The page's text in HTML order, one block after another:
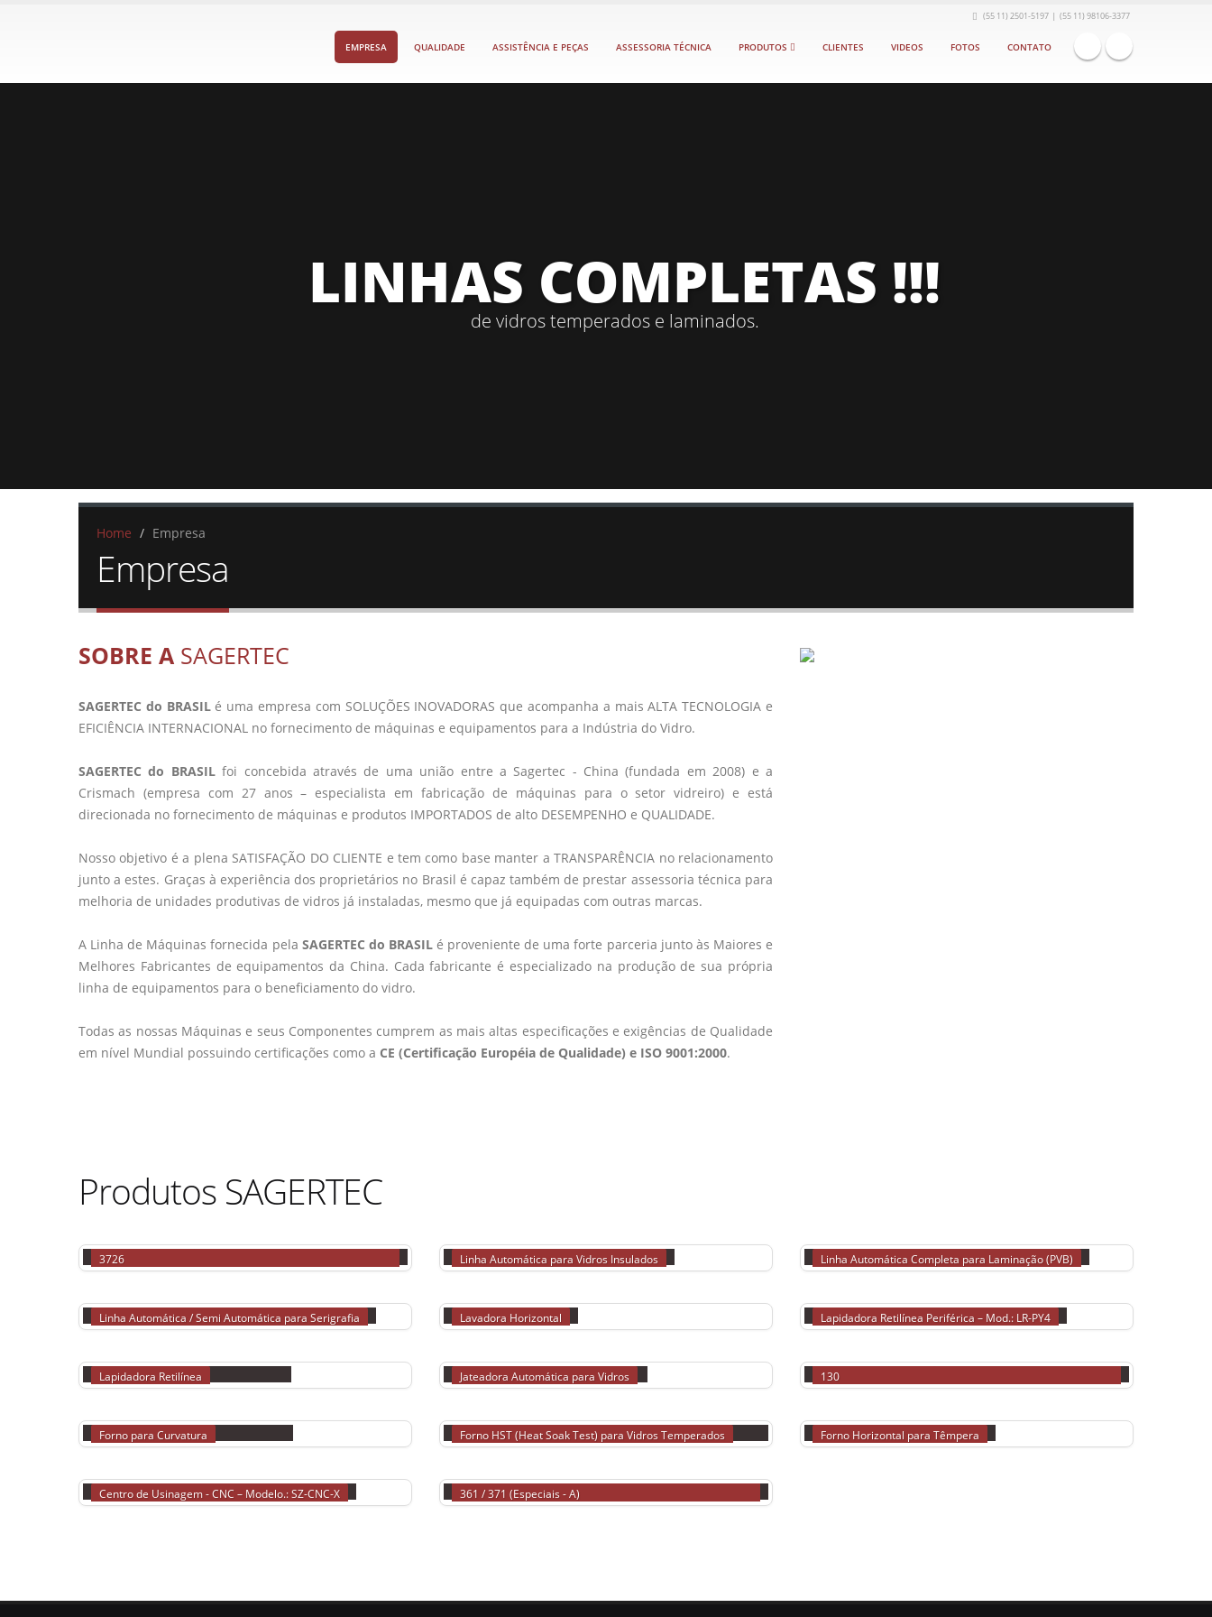
(55 11) 2501-5197 | (55 11) 98106-3377
EMPRESA QUALIDADE ASSISTÊNCIA E PEÇAS ASSESSORIA TÉCNICA PRODUTOS CLIENTES VIDEOS FOTOS CONTATO
LINHAS COMPLETAS !!!
de vidros temperados e laminados.
Home / Empresa
Empresa
SOBRE A SAGERTEC
SAGERTEC do BRASILé uma empresa com SOLUÇÕES INOVADORAS que acompanha a mais ALTA TECNOLOGIA e
EFICIÊNCIA INTERNACIONAL no fornecimento de máquinas e equipamentos para a Indústria do Vidro.
SAGERTEC do BRASILfoi concebida através de uma união entre a Sagertec - China (fundada em 2008) e a
Crismach (empresa com 27 anos – especialista em fabricação de máquinas para o setor vidreiro) e está
direcionada no fornecimento de máquinas e produtos IMPORTADOS de alto DESEMPENHO e QUALIDADE.
Nosso objetivo é a plena SATISFAÇÃO DO CLIENTE e tem como base manter a TRANSPARÊNCIA no relacionamento
junto a estes. Graças à experiência dos proprietários no Brasil é capaz também de prestar assessoria técnica para
melhoria de unidades produtivas de vidros já instaladas, mesmo que já equipadas com outras marcas.
A Linha de Máquinas fornecida pela SAGERTEC do BRASILé proveniente de uma forte parceria junto às Maiores e
Melhores Fabricantes de equipamentos da China. Cada fabricante é especializado na produção de sua própria
linha de equipamentos para o beneficiamento do vidro.
Todas as nossas Máquinas e seus Componentes cumprem as mais altas especificações e exigências de Qualidade
em nível Mundial possuindo certificações como a CE (Certificação Européia de Qualidade) e ISO 9001:2000.
Produtos SAGERTEC
Máquina de Corte para Vidros Laminados – Mod. SZ-LAM
3726
Linha Automática para Vidros Insulados Linha Automática Completa para Laminação (PVB)
Linha Automática / Semi Automática para Serigrafia Lavadora Horizontal Lapidadora Retilínea Periférica – Mod.: LR-PY4
Lapidadora Retilínea Jateadora Automática para Vidros
FURADEIRA DUPLO CABEÇOTE
Furadeira Duplo Cabeçote Semi-Automática – Mod. ZK-
130
Forno para Curvatura Forno HST (Heat Soak Test) para Vidros Temperados Forno Horizontal para Têmpera
Centro de Usinagem - CNC – Modelo.: SZ-CNC-X
BISELADORAS
Biseladoras Retilíneas Automáticas – Mod.: SZ-XB-351 /
361 / 371 (Especiais - A)